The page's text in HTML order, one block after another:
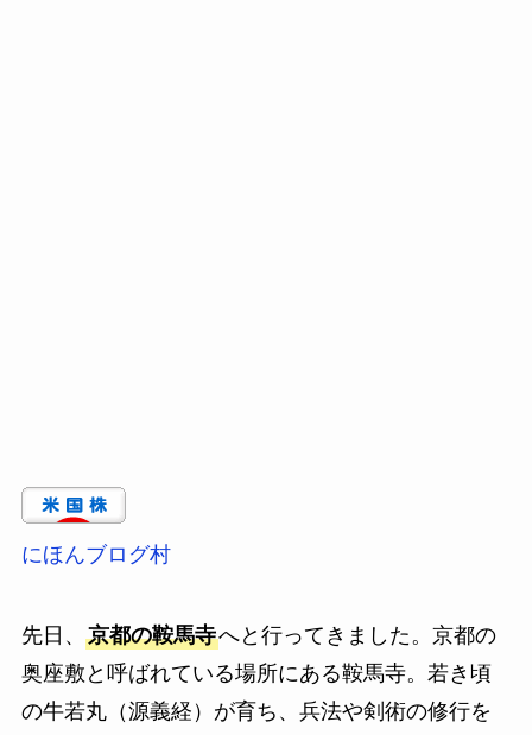
にほんブログ村
先日、 京都の鞍馬寺へと行ってきました。京都の
奥座敷と呼ばれている場所にある鞍馬寺。若き頃
の牛若丸（源義経）が育ち、兵法や剣術の修行を